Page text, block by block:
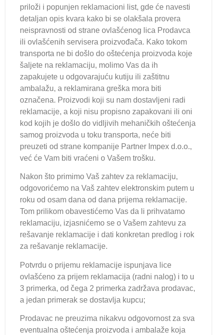
priloži i popunjen reklamacioni list, gde će navesti
detaljan opis kvara kako bi se olakšala provera
neispravnosti od strane ovlašćenog lica Prodavca
ili ovlašćenih servisera proizvođača. Kako tokom
transporta ne bi došlo do oštećenja proizvoda koje
šaljete na reklamaciju, molimo Vas da ih
zapakujete u odgovarajuću kutiju ili zaštitnu
ambalažu, a reklamirana greška mora biti
označena. Proizvodi koji su nam dostavljeni radi
reklamacije, a koji nisu propisno zapakovani ili oni
kod kojih je došlo do vidljivih mehaničkih oštećenja
samog proizvoda u toku transporta, neće biti
preuzeti od strane kompanije Partner Impex d.o.o.,
već će Vam biti vraćeni o Vašem trošku.
Nakon što primimo Vaš zahtev za reklamaciju,
odgovorićemo na Vaš zahtev elektronskim putem u
roku od osam dana od dana prijema reklamacije.
Tom prilikom obavestićemo Vas da li prihvatamo
reklamaciju, izjasnićemo se o Vašem zahtevu za
rešavanje reklamacije i dati konkretan predlog i rok
za rešavanje reklamacije.
Potvrdu o prijemu reklamacije ispunjava lice
ovlašćeno za prijem reklamacija (radni nalog) i to u
3 primerka, od čega 2 primerka zadržava prodavac,
a jedan primerak se dostavlja kupcu;
Prodavac ne preuzima nikakvu odgovornost za sva
eventualna oštećenja proizvoda i ambalaže koja